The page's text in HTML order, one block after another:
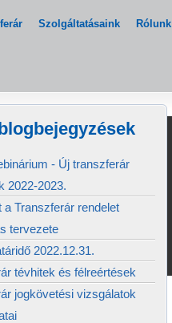
Szolgáltatásaink Rólunk
- Új transzferár
2022-2023.
a Transzferár rendelet
tervezete
2022.12.31.
tévhitek és félreértések
jogkövetési vizsgálatok